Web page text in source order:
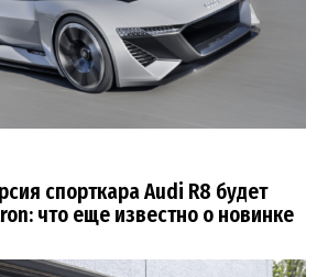
спорткара Audi R8 будет
что еще известно о новинке